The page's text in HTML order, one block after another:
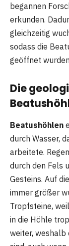
begannen
erkunden.
gleichzeitig
sodass die
geöffnet
Die
Beatushöhlen
durch Wasser,
arbeitete.
durch den Fels
Gesteins. Auf
immer größer
Tropfsteine,
in die Höhle
weiter, weshalb